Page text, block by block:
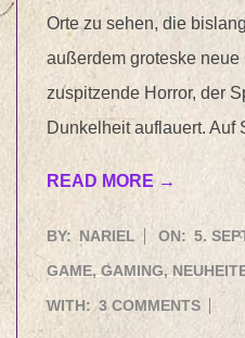
Orte zu sehen, die
außerdem groteske neue
zuspitzende Horror, der
Dunkelheit auflauert. Auf
READ MORE →
2025-
09-
05
BY: NARIEL ON: 5.
GAME,GAMING,
WITH: 3 COMMENTS